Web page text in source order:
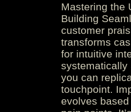
Mastering the
Building
customer
transforms
for intuitive
systematically
you can
touchpoint.
evolves